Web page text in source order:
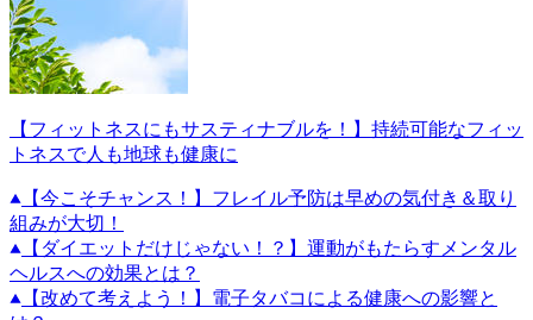
【フィットネスにもサスティナブルを！】持続可能なフィッ
トネスで人も地球も健康に
【今こそチャンス！】フレイル予防は早めの気付き＆取り
組みが大切！
【ダイエットだけじゃない！？】運動がもたらすメンタル
ヘルスへの効果とは？
【改めて考えよう！】電子タバコによる健康への影響と